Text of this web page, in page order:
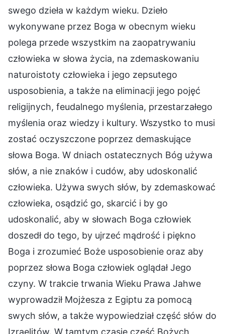
swego dzieła w każdym wieku. Dzieło
wykonywane przez Boga w obecnym wieku
polega przede wszystkim na zaopatrywaniu
człowieka w słowa życia, na zdemaskowaniu
naturoistoty człowieka i jego zepsutego
usposobienia, a także na eliminacji jego pojęć
religijnych, feudalnego myślenia, przestarzałego
myślenia oraz wiedzy i kultury. Wszystko to musi
zostać oczyszczone poprzez demaskujące
słowa Boga. W dniach ostatecznych Bóg używa
słów, a nie znaków i cudów, aby udoskonalić
człowieka. Używa swych słów, by zdemaskować
człowieka, osądzić go, skarcić i by go
udoskonalić, aby w słowach Boga człowiek
doszedł do tego, by ujrzeć mądrość i piękno
Boga i zrozumieć Boże usposobienie oraz aby
poprzez słowa Boga człowiek oglądał Jego
czyny. W trakcie trwania Wieku Prawa Jahwe
wyprowadził Mojżesza z Egiptu za pomocą
swych słów, a także wypowiedział część słów do
Izraelitów. W tamtym czasie część Bożych